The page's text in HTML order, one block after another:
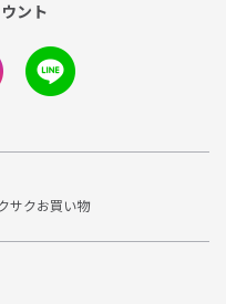
ント
サクお買い物